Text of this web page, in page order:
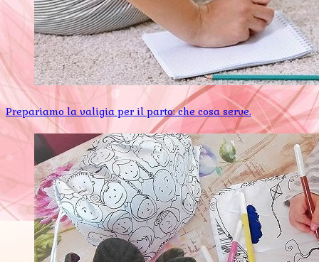
Prepariamo la valigia per il parto: che cosa serve.